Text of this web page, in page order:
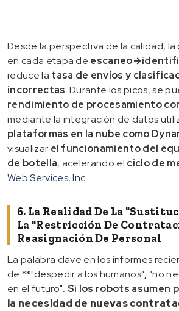
Desde la perspectiva de la calidad, la
en cada etapa de
reduce la tasa de envíos y
incorrectas. Durante los picos, se
rendimiento de procesamiento
mediante la integración de datos
plataformas en la nube como
visualizar el funcionamiento del
de botella, acelerando el ciclo de
Web Services, Inc.
6. La Realidad De La
La "restricción De
Reasignación De Personal
La palabra clave en los informes
de **"despedir a los humanos", "no
en el futuro". Si los robots asumen
la necesidad de nuevas